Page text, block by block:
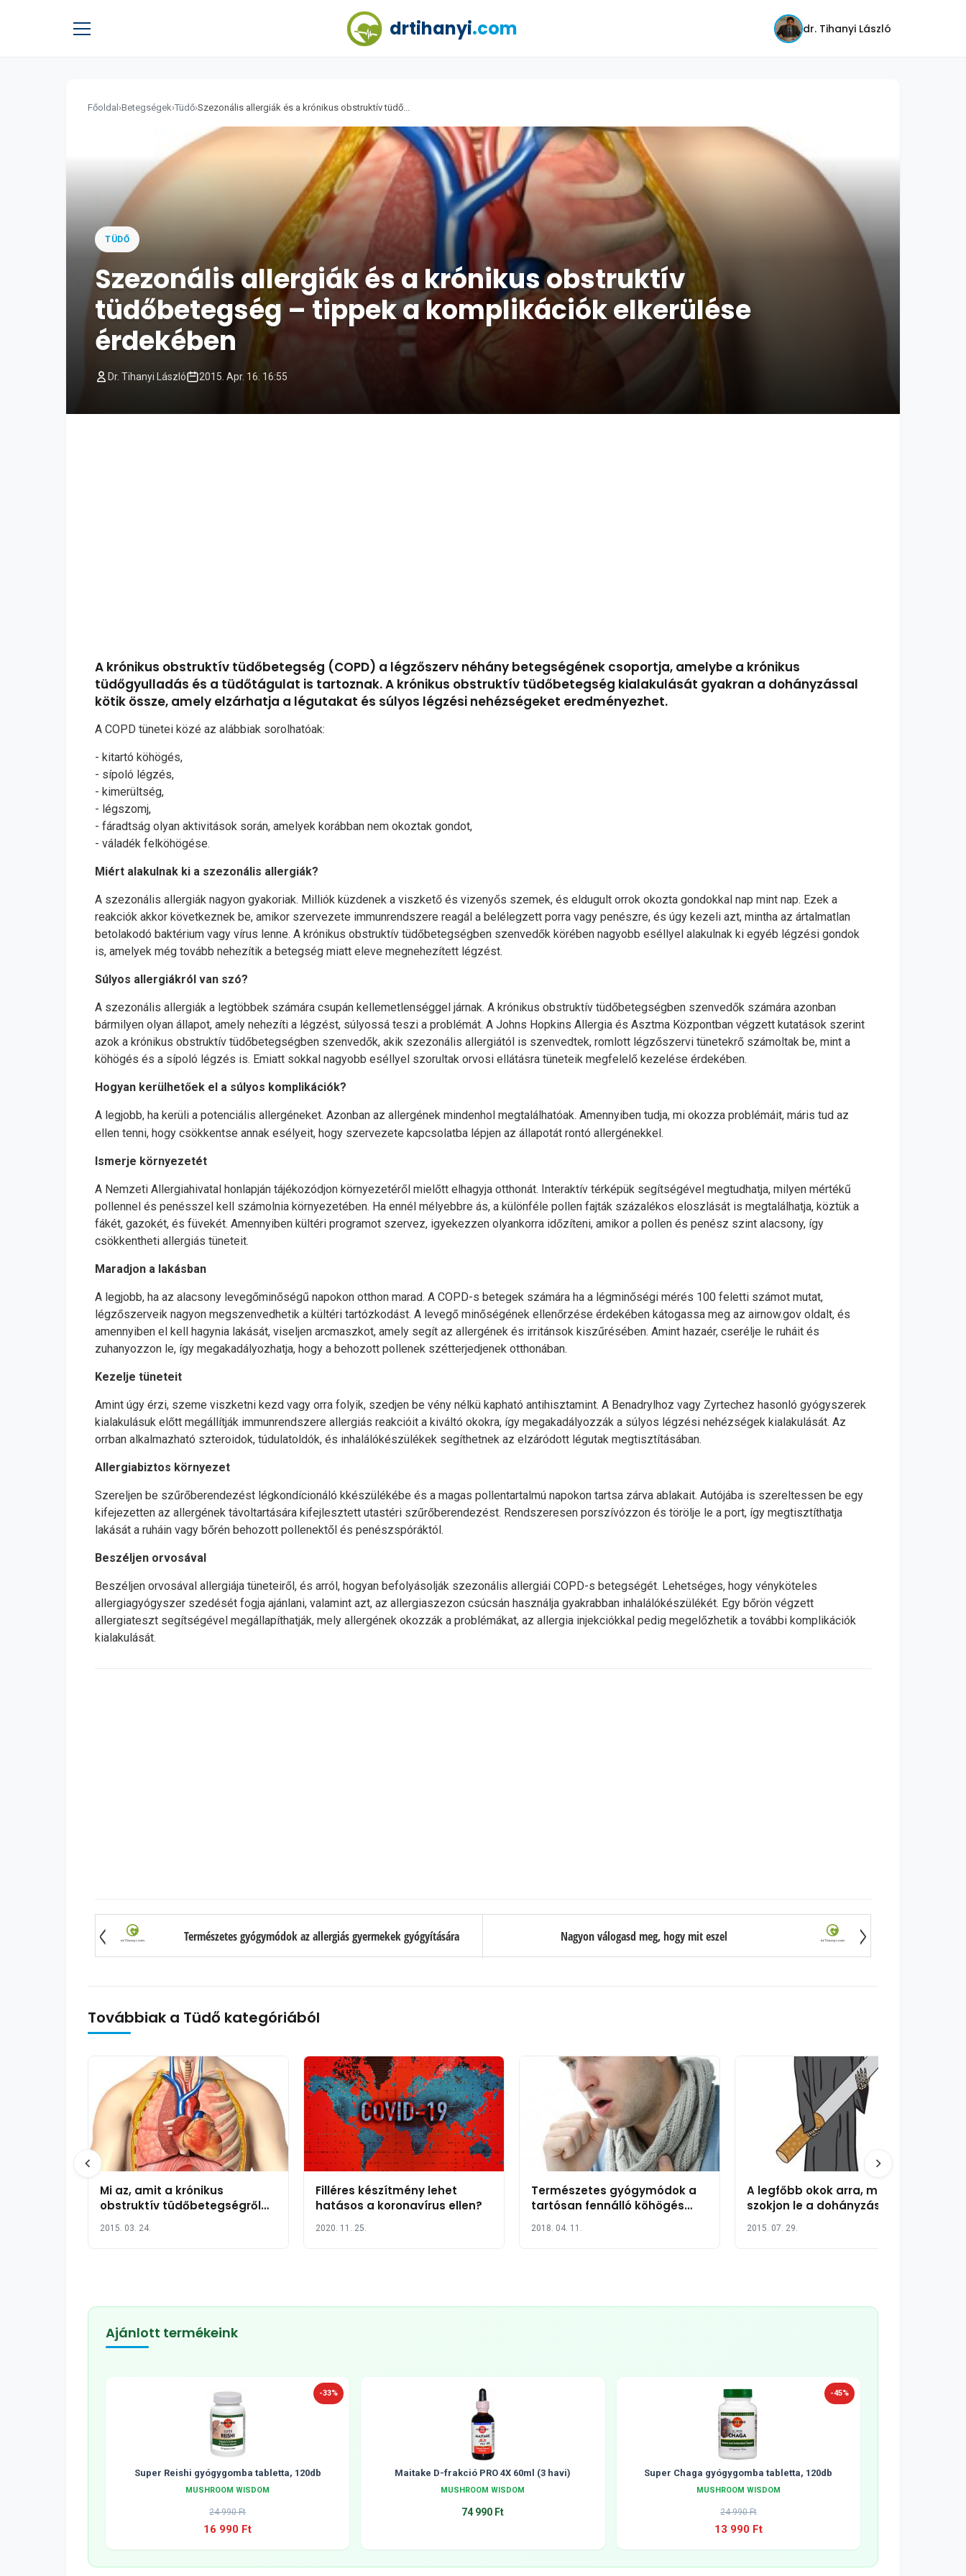
drtihanyi.com dr. Tihanyi László
Főoldal ›Betegségek›Tüdő›Szezonális allergiák és a krónikus obstruktív tüdő...
TÜDŐ
Szezonális allergiák és a krónikus obstruktív
tüdőbetegség – tippek a komplikációk elkerülése
érdekében
Dr. Tihanyi László 2015. Apr. 16. 16:55
A krónikus obstruktív tüdőbetegség (COPD) a légzőszerv néhány betegségének csoportja, amelybe a krónikus
tüdőgyulladás és a tüdőtágulat is tartoznak. A krónikus obstruktív tüdőbetegség kialakulását gyakran a dohányzással
kötik össze, amely elzárhatja a légutakat és súlyos légzési nehézségeket eredményezhet.
A COPD tünetei közé az alábbiak sorolhatóak:
- kitartó köhögés,
- sípoló légzés,
- kimerültség,
- légszomj,
- fáradtság olyan aktivitások során, amelyek korábban nem okoztak gondot,
- váladék felköhögése.
Miért alakulnak ki a szezonális allergiák?
A szezonális allergiák nagyon gyakoriak. Milliók küzdenek a viszkető és vizenyős szemek, és eldugult orrok okozta gondokkal nap mint nap. Ezek a
reakciók akkor következnek be, amikor szervezete immunrendszere reagál a belélegzett porra vagy penészre, és úgy kezeli azt, mintha az ártalmatlan
betolakodó baktérium vagy vírus lenne. A krónikus obstruktív tüdőbetegségben szenvedők körében nagyobb eséllyel alakulnak ki egyéb légzési gondok
is, amelyek még tovább nehezítik a betegség miatt eleve megnehezített légzést.
Súlyos allergiákról van szó?
A szezonális allergiák a legtöbbek számára csupán kellemetlenséggel járnak. A krónikus obstruktív tüdőbetegségben szenvedők számára azonban
bármilyen olyan állapot, amely nehezíti a légzést, súlyossá teszi a problémát. A Johns Hopkins Allergia és Asztma Központban végzett kutatások szerint
azok a krónikus obstruktív tüdőbetegségben szenvedők, akik szezonális allergiától is szenvedtek, romlott légzőszervi tünetekrő számoltak be, mint a
köhögés és a sípoló légzés is. Emiatt sokkal nagyobb eséllyel szorultak orvosi ellátásra tüneteik megfelelő kezelése érdekében.
Hogyan kerülhetőek el a súlyos komplikációk?
A legjobb, ha kerüli a potenciális allergéneket. Azonban az allergének mindenhol megtalálhatóak. Amennyiben tudja, mi okozza problémáit, máris tud az
ellen tenni, hogy csökkentse annak esélyeit, hogy szervezete kapcsolatba lépjen az állapotát rontó allergénekkel.
Ismerje környezetét
A Nemzeti Allergiahivatal honlapján tájékozódjon környezetéről mielőtt elhagyja otthonát. Interaktív térképük segítségével megtudhatja, milyen mértékű
pollennel és penésszel kell számolnia környezetében. Ha ennél mélyebbre ás, a különféle pollen fajták százalékos eloszlását is megtalálhatja, köztük a
fákét, gazokét, és füvekét. Amennyiben kültéri programot szervez, igyekezzen olyankorra időzíteni, amikor a pollen és penész szint alacsony, így
csökkentheti allergiás tüneteit.
Maradjon a lakásban
A legjobb, ha az alacsony levegőminőségű napokon otthon marad. A COPD-s betegek számára ha a légminőségi mérés 100 feletti számot mutat,
légzőszerveik nagyon megszenvedhetik a kültéri tartózkodást. A levegő minőségének ellenőrzése érdekében kátogassa meg az airnow.gov oldalt, és
amennyiben el kell hagynia lakását, viseljen arcmaszkot, amely segít az allergének és irritánsok kiszűrésében. Amint hazaér, cserélje le ruháit és
zuhanyozzon le, így megakadályozhatja, hogy a behozott pollenek szétterjedjenek otthonában.
Kezelje tüneteit
Amint úgy érzi, szeme viszketni kezd vagy orra folyik, szedjen be vény nélkü kapható antihisztamint. A Benadrylhoz vagy Zyrtechez hasonló gyógyszerek
kialakulásuk előtt megállítják immunrendszere allergiás reakcióit a kiváltó okokra, így megakadályozzák a súlyos légzési nehézségek kialakulását. Az
orrban alkalmazható szteroidok, túdulatoldók, és inhalálókészülékek segíthetnek az elzáródott légutak megtisztításában.
Allergiabiztos környezet
Szereljen be szűrőberendezést légkondícionáló kkészülékébe és a magas pollentartalmú napokon tartsa zárva ablakait. Autójába is szereltessen be egy
kifejezetten az allergének távoltartására kifejlesztett utastéri szűrőberendezést. Rendszeresen porszívózzon és törölje le a port, így megtisztíthatja
lakását a ruháin vagy bőrén behozott pollenektől és penészspóráktól.
Beszéljen orvosával
Beszéljen orvosával allergiája tüneteiről, és arról, hogyan befolyásolják szezonális allergiái COPD-s betegségét. Lehetséges, hogy vényköteles
allergiagyógyszer szedését fogja ajánlani, valamint azt, az allergiaszezon csúcsán használja gyakrabban inhalálókészülékét. Egy bőrön végzett
allergiateszt segítségével megállapíthatják, mely allergének okozzák a problémákat, az allergia injekciókkal pedig megelőzhetik a további komplikációk
kialakulását.
Természetes gyógymódok az allergiás gyermekek gyógyítására Nagyon válogasd meg, hogy mit eszel
Továbbiak a Tüdő kategóriából
Mi az, amit a krónikus
obstruktív tüdőbetegségről
2015. 03. 24.
Filléres készítmény lehet
hatásos a koronavírus ellen?
2020. 11. 25.
Természetes gyógymódok a
tartósan fennálló köhögés
2018. 04. 11.
A legfőbb okok arra, miért
szokjon le a dohányzásról
2015. 07. 29.
Ajánlott termékeink
-33%
Super Reishi gyógygomba tabletta, 120db
MUSHROOM WISDOM
24 990 Ft
16 990 Ft
Maitake D-frakció PRO 4X 60ml (3 havi)
MUSHROOM WISDOM
74 990 Ft
-45%
Super Chaga gyógygomba tabletta, 120db
MUSHROOM WISDOM
24 990 Ft
13 990 Ft